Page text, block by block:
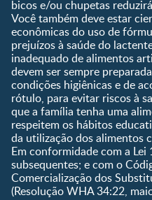
olhos
Curva de crescimento do
bebê
Planeta dos Pais
Receitas
bicos e/ou chupetas
Você também deve estar
econômicas do uso de
prejuízos à saúde do
inadequado de alimentos
devem ser sempre
condições higiênicas e de
rótulo, para evitar riscos à
que a família tenha uma
respeitem os hábitos
da utilização dos alimentos
Em conformidade com a
subsequentes; e com o
Comercialização dos
(Resolução WHA 34:22,